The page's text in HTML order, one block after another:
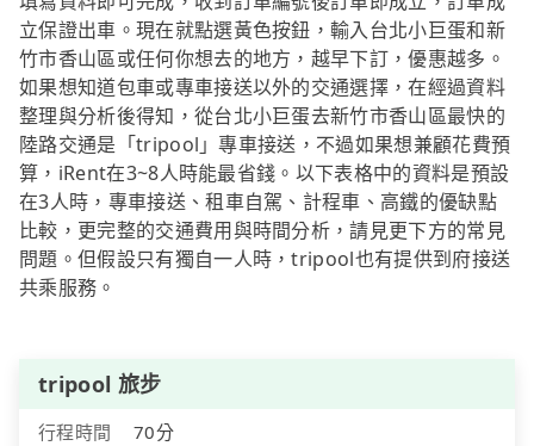
立保證出車。現在就點選黃色按鈕，輸入台北小巨蛋和新
竹市香山區或任何你想去的地方，越早下訂，優惠越多。
如果想知道包車或專車接送以外的交通選擇，在經過資料
整理與分析後得知，從台北小巨蛋去新竹市香山區最快的
陸路交通是「tripool」專車接送，不過如果想兼顧花費預
算，iRent在3~8人時能最省錢。以下表格中的資料是預設
在3人時，專車接送、租車自駕、計程車、高鐵的優缺點
比較，更完整的交通費用與時間分析，請見更下方的常見
問題。但假設只有獨自一人時，tripool也有提供到府接送
共乘服務。
tripool 旅步
行程時間
70分